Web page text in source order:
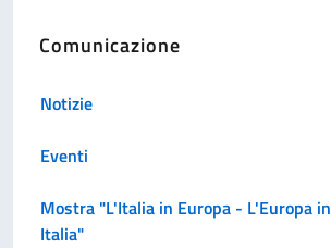
Comunicazione
Notizie
Eventi
Mostra "L'Italia in Europa - L'Europa in
Italia"